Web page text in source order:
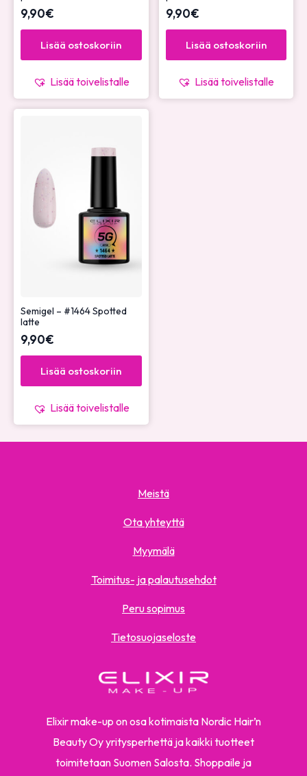
9,90€
Lisää ostoskoriin
Lisää toivelistalle
9,90€
Lisää ostoskoriin
Lisää toivelistalle
Semigel – #1464 Spotted
latte
9,90€
Lisää ostoskoriin
Lisää toivelistalle
Elixir make-up on osa kotimaista Nordic Hair’n
Beauty Oy yritysperhettä ja kaikki tuotteet
toimitetaan Suomen Salosta. Shoppaile ja
Meistä
Ota yhteyttä
Myymälä
Toimitus- ja palautusehdot
Peru sopimus
Tietosuojaseloste